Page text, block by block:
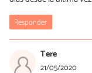
Responder
Tere
21/05/2020